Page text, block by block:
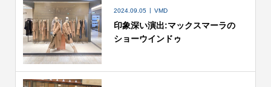
2024.09.05 VMD
印象深い演出:マックスマーラの
ショーウインドゥ